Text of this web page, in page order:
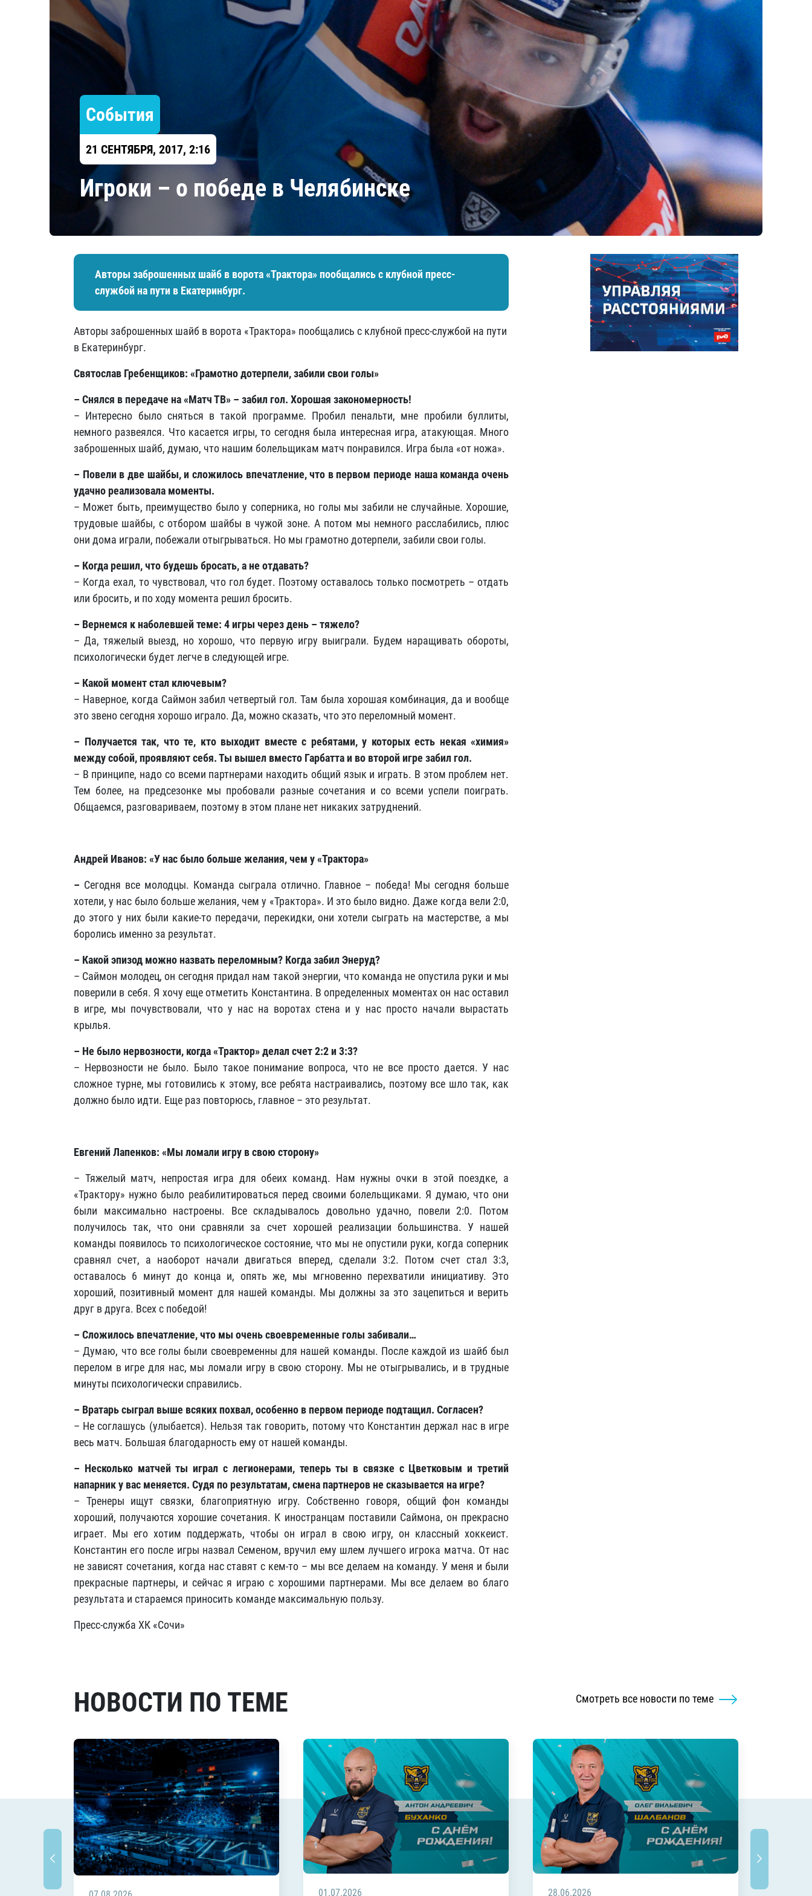
Амур
Барыс
Салават Юлаев
Сибирь
События
21 СЕНТЯБРЯ, 2017, 2:16
Игроки – о победе в Челябинске
Авторы заброшенных шайб в ворота «Трактора» пообщались с клубной пресс-
службой на пути в Екатеринбург.
Авторы заброшенных шайб в ворота «Трактора» пообщались с клубной пресс-службой на пути
в Екатеринбург.
Святослав Гребенщиков: «Грамотно дотерпели, забили свои голы»
– Снялся в передаче на «Матч ТВ» – забил гол. Хорошая закономерность!
– Интересно было сняться в такой программе. Пробил пенальти, мне пробили буллиты,
немного развеялся. Что касается игры, то сегодня была интересная игра, атакующая. Много
заброшенных шайб, думаю, что нашим болельщикам матч понравился. Игра была «от ножа».
– Повели в две шайбы, и сложилось впечатление, что в первом периоде наша команда очень
удачно реализовала моменты.
– Может быть, преимущество было у соперника, но голы мы забили не случайные. Хорошие,
трудовые шайбы, с отбором шайбы в чужой зоне. А потом мы немного расслабились, плюс
они дома играли, побежали отыгрываться. Но мы грамотно дотерпели, забили свои голы.
– Когда решил, что будешь бросать, а не отдавать?
– Когда ехал, то чувствовал, что гол будет. Поэтому оставалось только посмотреть – отдать
или бросить, и по ходу момента решил бросить.
– Вернемся к наболевшей теме: 4 игры через день – тяжело?
– Да, тяжелый выезд, но хорошо, что первую игру выиграли. Будем наращивать обороты,
психологически будет легче в следующей игре.
– Какой момент стал ключевым?
– Наверное, когда Саймон забил четвертый гол. Там была хорошая комбинация, да и вообще
это звено сегодня хорошо играло. Да, можно сказать, что это переломный момент.
– Получается так, что те, кто выходит вместе с ребятами, у которых есть некая «химия»
между собой, проявляют себя. Ты вышел вместо Гарбатта и во второй игре забил гол.
– В принципе, надо со всеми партнерами находить общий язык и играть. В этом проблем нет.
Тем более, на предсезонке мы пробовали разные сочетания и со всеми успели поиграть.
Общаемся, разговариваем, поэтому в этом плане нет никаких затруднений.
Андрей Иванов: «У нас было больше желания, чем у «Трактора»
– Сегодня все молодцы. Команда сыграла отлично. Главное – победа! Мы сегодня больше
хотели, у нас было больше желания, чем у «Трактора». И это было видно. Даже когда вели 2:0,
до этого у них были какие-то передачи, перекидки, они хотели сыграть на мастерстве, а мы
боролись именно за результат.
– Какой эпизод можно назвать переломным? Когда забил Энеруд?
– Саймон молодец, он сегодня придал нам такой энергии, что команда не опустила руки и мы
поверили в себя. Я хочу еще отметить Константина. В определенных моментах он нас оставил
в игре, мы почувствовали, что у нас на воротах стена и у нас просто начали вырастать
крылья.
– Не было нервозности, когда «Трактор» делал счет 2:2 и 3:3?
– Нервозности не было. Было такое понимание вопроса, что не все просто дается. У нас
сложное турне, мы готовились к этому, все ребята настраивались, поэтому все шло так, как
должно было идти. Еще раз повторюсь, главное – это результат.
Евгений Лапенков: «Мы ломали игру в свою сторону»
– Тяжелый матч, непростая игра для обеих команд. Нам нужны очки в этой поездке, а
«Трактору» нужно было реабилитироваться перед своими болельщиками. Я думаю, что они
были максимально настроены. Все складывалось довольно удачно, повели 2:0. Потом
получилось так, что они сравняли за счет хорошей реализации большинства. У нашей
команды появилось то психологическое состояние, что мы не опустили руки, когда соперник
сравнял счет, а наоборот начали двигаться вперед, сделали 3:2. Потом счет стал 3:3,
оставалось 6 минут до конца и, опять же, мы мгновенно перехватили инициативу. Это
хороший, позитивный момент для нашей команды. Мы должны за это зацепиться и верить
друг в друга. Всех с победой!
– Сложилось впечатление, что мы очень своевременные голы забивали…
– Думаю, что все голы были своевременны для нашей команды. После каждой из шайб был
перелом в игре для нас, мы ломали игру в свою сторону. Мы не отыгрывались, и в трудные
минуты психологически справились.
– Вратарь сыграл выше всяких похвал, особенно в первом периоде подтащил. Согласен?
– Не соглашусь (улыбается). Нельзя так говорить, потому что Константин держал нас в игре
весь матч. Большая благодарность ему от нашей команды.
– Несколько матчей ты играл с легионерами, теперь ты в связке с Цветковым и третий
напарник у вас меняется. Судя по результатам, смена партнеров не сказывается на игре?
– Тренеры ищут связки, благоприятную игру. Собственно говоря, общий фон команды
хороший, получаются хорошие сочетания. К иностранцам поставили Саймона, он прекрасно
играет. Мы его хотим поддержать, чтобы он играл в свою игру, он классный хоккеист.
Константин его после игры назвал Семеном, вручил ему шлем лучшего игрока матча. От нас
не зависят сочетания, когда нас ставят с кем-то – мы все делаем на команду. У меня и были
прекрасные партнеры, и сейчас я играю с хорошими партнерами. Мы все делаем во благо
результата и стараемся приносить команде максимальную пользу.
Пресс-служба ХК «Сочи»
НОВОСТИ ПО ТЕМЕ Смотреть все новости по теме
01.07.2026 28.06.2026